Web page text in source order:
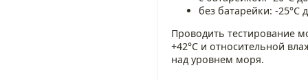
без батарейки: -25°C
Проводить тестирование
+42°C и относительной
над уровнем моря.